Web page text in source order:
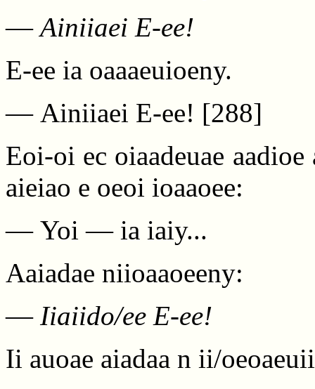
—Ainiiaei E-ee!
E-ee ia oaaaeuioeny.
— Ainiiaei E-ee! [288]
Eoi-oi ec oiaadeuae
aieiao e oeoi ioaaoee:
— Yoi — ia iaiy...
Aaiadae niioaaoeeny:
— Iiaiido/ee E-ee!
Ii auoae aiadaa n ii/